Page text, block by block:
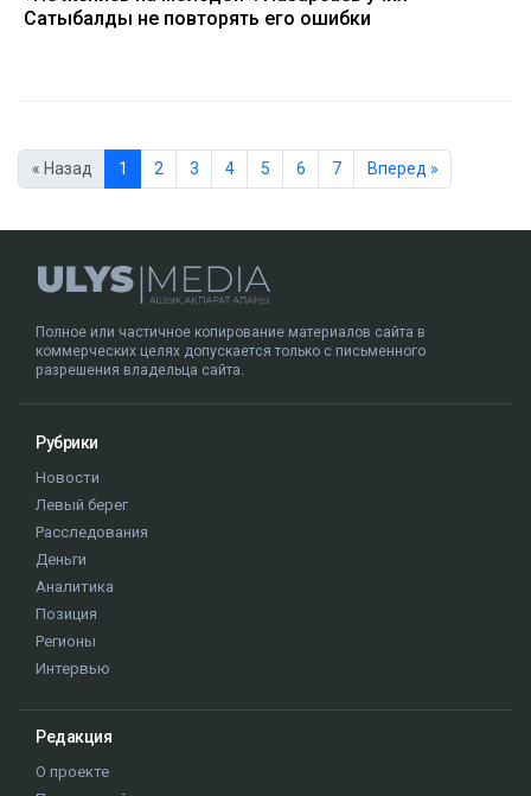
Сатыбалды не повторять его ошибки
« Назад 1 2 3 4 5 6 7 Вперед »
Полное или частичное копирование материалов сайта в
коммерческих целях допускается только с письменного
разрешения владельца сайта.
Рубрики
Новости
Левый берег
Расследования
Деньги
Аналитика
Позиция
Регионы
Интервью
Редакция
О проекте